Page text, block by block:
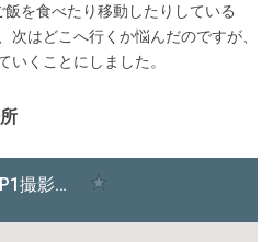
を食べたり移動したりしている
次はどこへ行くか悩んだのですが、
いくことにしました。